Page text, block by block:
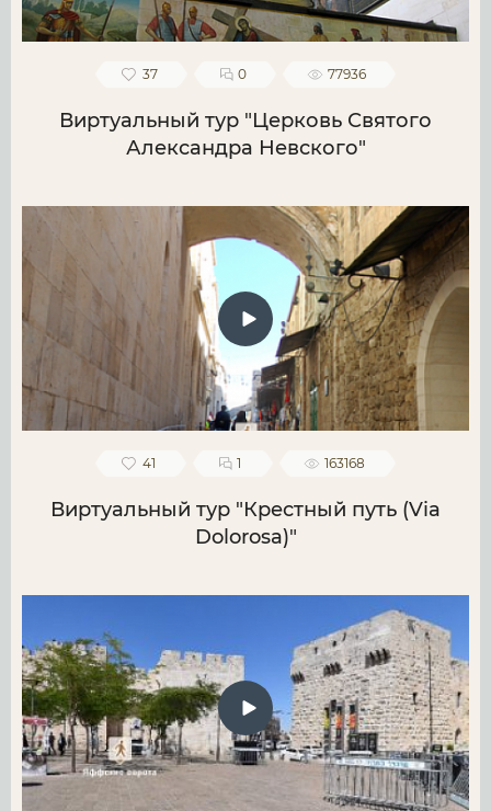
37 0 77936
Виртуальный тур "Церковь Святого
Александра Невского"
41 1 163168
Виртуальный тур "Крестный путь (Via
Dolorosa)"